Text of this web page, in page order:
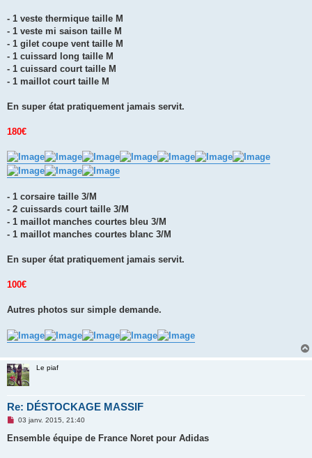
n
o
l
u
- 1 veste thermique taille M
- 1 veste mi saison taille M
- 1 gilet coupe vent taille M
- 1 cuissard long taille M
- 1 cuissard court taille M
- 1 maillot court taille M
En super état pratiquement jamais servit.
180€
- 1 corsaire taille 3/M
- 2 cuissards court taille 3/M
- 1 maillot manches courtes bleu 3/M
- 1 maillot manches courtes blanc 3/M
En super état pratiquement jamais servit.
100€
Autres photos sur simple demande.
Le piaf
Re: DÉSTOCKAGE MASSIF
M
s
03 janv. 2015, 21:40
Ensemble équipe de France Noret pour Adidas